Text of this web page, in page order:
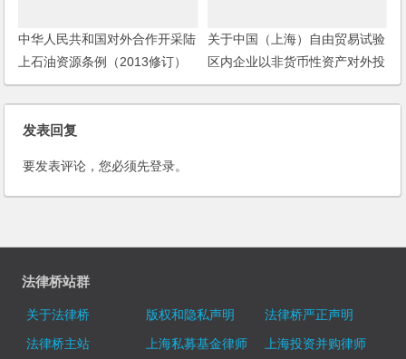
中华人民共和国对外合作开采陆
上石油资源条例（2013修订）
关于中国（上海）自由贸易试验
区内企业以非货币性资产对外投
资等资产重组行为有关企业所得
税政策问题的通知
发表回复
要发表评论，您必须先登录。
法律桥站群
关于法律桥 版权和隐私声明
法律桥严正声明
法律桥主站
上海私募基金律师
上海投资并购律师